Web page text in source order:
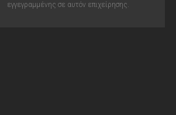
εγγεγραμμένης σε αυτόν επιχείρησης.